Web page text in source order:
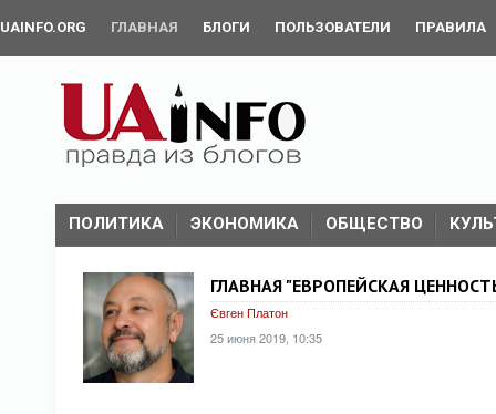
UAINFO.ORG ГЛАВНАЯ БЛОГИ ПОЛЬЗОВАТЕЛИ ПРАВИЛА
ПОЛИТИКА ЭКОНОМИКА ОБЩЕСТВО
ГЛАВНАЯ "ЕВРОПЕЙСКАЯ
Євген Платон
25 июня 2019, 10:35